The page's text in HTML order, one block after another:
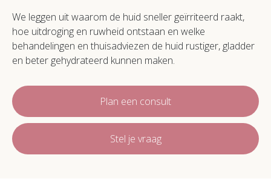
We leggen uit waarom de huid sneller geïrriteerd raakt,
hoe uitdroging en ruwheid ontstaan en welke
behandelingen en thuisadviezen de huid rustiger, gladder
en beter gehydrateerd kunnen maken.
Plan een consult
Stel je vraag